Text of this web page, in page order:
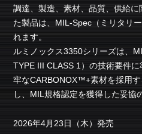
調達、製造、素材、品質、供給
た製品は、MIL-Spec（ミリタリ
れます。
ルミノックス3350シリーズは、
TYPE III CLASS 1）の技術要件
牢なCARBONOX™+素材を採用
し、MIL規格認定を獲得した妥協
2026年4月23日（木）発売